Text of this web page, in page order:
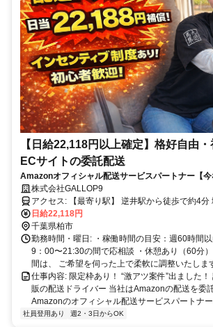
【日給22,118円以上確定】格好自由
ECサイトの委託配送
Amazonオフィシャル配送サービスパートナー【
装・髪型・タトゥー全部自由！“あなたらしく稼げ
ー、週払い＆直帰OK、インセンティブも充実！
株式会社GALLOP9
アクセス: 【最寄り駅】 逆井駅から徒歩で約4分 増尾駅から徒歩で約
17分 新柏駅から徒歩で約32分 【最寄りバス停】 逆井駅前から徒歩で
約2分 加文字歯科から徒歩で約4分 逆井駅東口か
日給22,118円
千葉県柏市
勤務時間・曜日: ・稼働時間の目安：週60時間以
9：00〜21:30の間で応相談 ・休憩あり（60分
間は、 ご希望を伺った上で柔軟に調整いたしま
仕事内容: 限定枠あり！ “激アツ案件”出ました
販の配送ドライバー 当社はAmazonの配送を委
Amazonのオフィシャル配送サービスパートナ
社員登用あり 週2・3日からOK